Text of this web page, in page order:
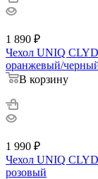
1 890 ₽
Чехол UNIQ
оранжевый/
В корзину
1 990 ₽
Чехол UNIQ
розовый